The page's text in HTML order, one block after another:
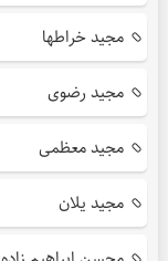
مجید خراطها
مجید رضوی
مجید معظمی
مجید یلان